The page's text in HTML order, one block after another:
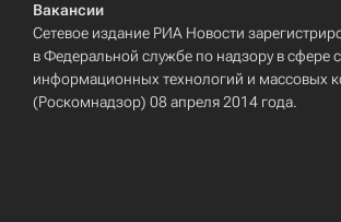
Вакансии
Сетевое издание РИА Новости
в Федеральной службе по надзору в сфере
информационных технологий и массовых
(Роскомнадзор) 08 апреля 2014 года.